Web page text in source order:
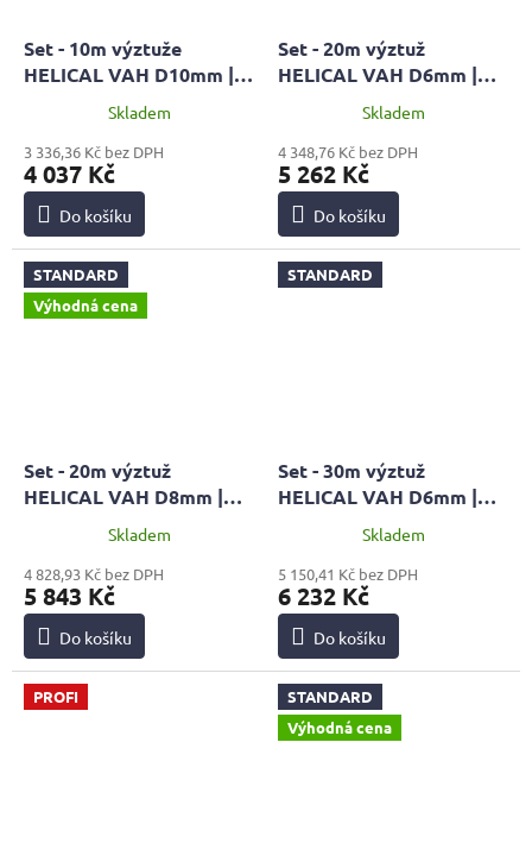
Set - 10m výztuže
HELICAL VAH D10mm |
PROFI + malta MPC 60 +
pistol HOBBY
Skladem
3 336,36 Kč bez DPH
4 037 Kč
Do košíku
Set - 20m výztuž
HELICAL VAH D6mm |
STANDARD + 2x malta
MPC 60 + pistol HOBBY
Skladem
4 348,76 Kč bez DPH
5 262 Kč
Do košíku
STANDARD
Výhodná cena
Set - 20m výztuž
HELICAL VAH D8mm |
STANDARD + 2x malta
MPC 60 + pistol HOBBY
Skladem
4 828,93 Kč bez DPH
5 843 Kč
Do košíku
STANDARD
Set - 30m výztuž
HELICAL VAH D6mm |
STANDARD + 3x malta
MPC 60 + pistol HOBBY
Skladem
5 150,41 Kč bez DPH
6 232 Kč
Do košíku
PROFI
STANDARD
Výhodná cena